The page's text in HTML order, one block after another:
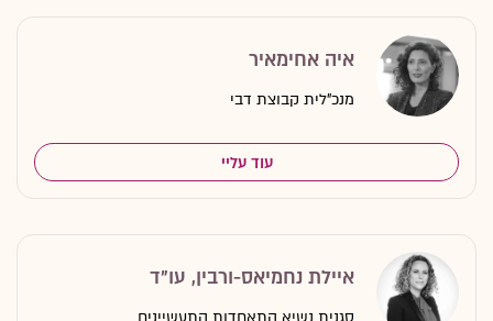
איה אחימאיר
מנכ"לית קבוצת דבי
עוד עליי
איילת נחמיאס-ורבין, עו"ד